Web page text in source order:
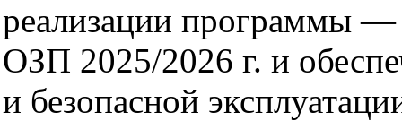
реализации программы —
ОЗП 2025/2026 г. и
и безопасной